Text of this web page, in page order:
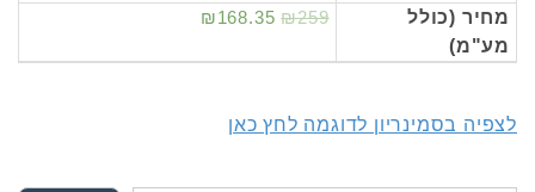
מחיר (כולל
מע"מ)
₪168.35 ₪259
לצפיה בסמינריון לדוגמה לחץ כאן